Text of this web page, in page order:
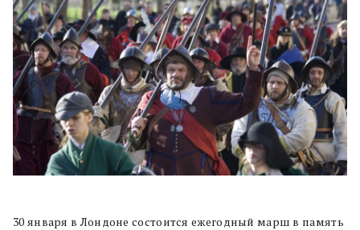
30 января в Лондоне состоится ежегодный марш в память